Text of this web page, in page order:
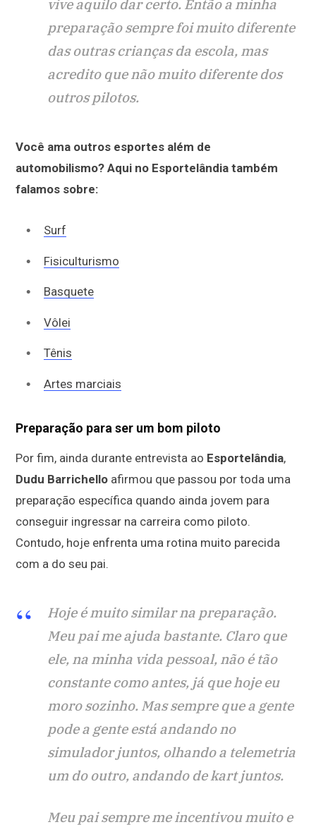
vive aquilo dar certo. Então a minha
preparação sempre foi muito diferente
das outras crianças da escola, mas
acredito que não muito diferente dos
outros pilotos.
Você ama outros esportes além de
automobilismo? Aqui no Esportelândia também
falamos sobre:
Surf
Fisiculturismo
Basquete
Vôlei
Tênis
Artes marciais
Preparação para ser um bom piloto
Por fim, ainda durante entrevista ao Esportelândia,
Dudu Barrichello afirmou que passou por toda uma
preparação específica quando ainda jovem para
conseguir ingressar na carreira como piloto.
Contudo, hoje enfrenta uma rotina muito parecida
com a do seu pai.
Hoje é muito similar na preparação.
Meu pai me ajuda bastante. Claro que
ele, na minha vida pessoal, não é tão
constante como antes, já que hoje eu
moro sozinho. Mas sempre que a gente
pode a gente está andando no
simulador juntos, olhando a telemetria
um do outro, andando de kart juntos.
Meu pai sempre me incentivou muito e